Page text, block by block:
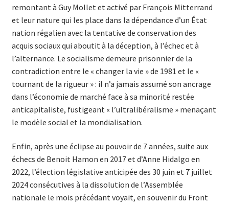
remontant à Guy Mollet et activé par François Mitterrand
et leur nature qui les place dans la dépendance d’un État
nation régalien avec la tentative de conservation des
acquis sociaux qui aboutit à la déception, à l’échec et à
l’alternance. Le socialisme demeure prisonnier de la
contradiction entre le « changer la vie » de 1981 et le «
tournant de la rigueur » : il n’a jamais assumé son ancrage
dans l’économie de marché face à sa minorité restée
anticapitaliste, fustigeant « l’ultralibéralisme » menaçant
le modèle social et la mondialisation.
Enfin, après une éclipse au pouvoir de 7 années, suite aux
échecs de Benoit Hamon en 2017 et d’Anne Hidalgo en
2022, l’élection législative anticipée des 30 juin et 7 juillet
2024 consécutives à la dissolution de l’Assemblée
nationale le mois précédant voyait, en souvenir du Front